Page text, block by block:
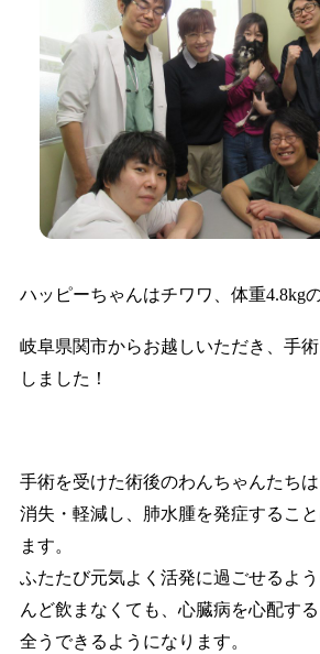
ハッピーちゃんはチワワ、体重4.8kg
岐阜県関市からお越しいただき、手
しました！
手術を受けた術後のわんちゃんたち
消失・軽減し、肺水腫を発症するこ
ます。
ふたたび元気よく活発に過ごせるよ
んど飲まなくても、心臓病を心配す
全うできるようになります。